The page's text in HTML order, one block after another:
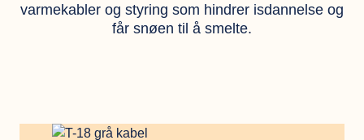
varmekabler og styring som hindrer isdannelse og
får snøen til å smelte.